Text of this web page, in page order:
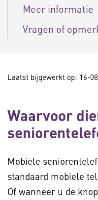
Meer informatie
Vragen of
Laatst bijgewerkt op: 16-
Waarvoor
Mobiele
standaard mobiele
Of wanneer u de